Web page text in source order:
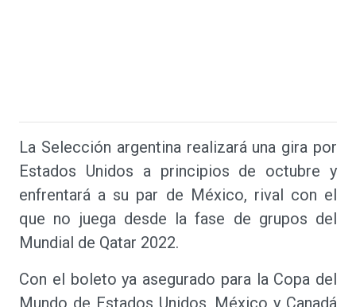
La Selección argentina realizará una gira por
Estados Unidos a principios de octubre y
enfrentará a su par de México, rival con el
que no juega desde la fase de grupos del
Mundial de Qatar 2022.
Con el boleto ya asegurado para la Copa del
Mundo de Estados Unidos, México y Canadá